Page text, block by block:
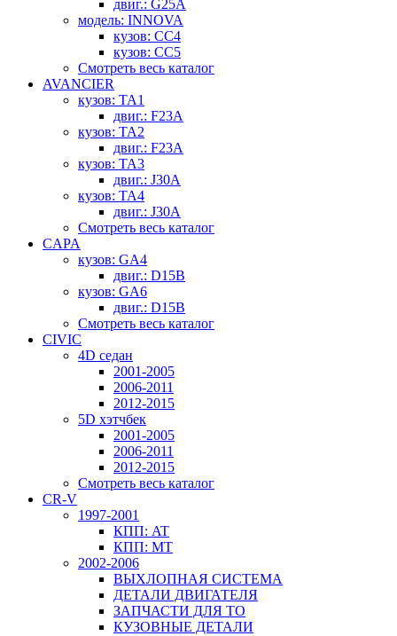
двиг.: G25A
модель: INNOVA
кузов: CC4
кузов: CC5
Смотреть весь каталог
AVANCIER
кузов: TA1
двиг.: F23A
кузов: TA2
двиг.: F23A
кузов: TA3
двиг.: J30A
кузов: TA4
двиг.: J30A
Смотреть весь каталог
CAPA
кузов: GA4
двиг.: D15B
кузов: GA6
двиг.: D15B
Смотреть весь каталог
CIVIC
4D седан
2001-2005
2006-2011
2012-2015
5D хэтчбек
2001-2005
2006-2011
2012-2015
Смотреть весь каталог
CR-V
1997-2001
КПП: AT
КПП: MT
2002-2006
ВЫХЛОПНАЯ СИСТЕМА
ДЕТАЛИ ДВИГАТЕЛЯ
ЗАПЧАСТИ ДЛЯ ТО
КУЗОВНЫЕ ДЕТАЛИ